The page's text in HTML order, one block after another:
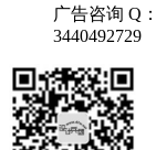
广告咨询 Q：
3440492729